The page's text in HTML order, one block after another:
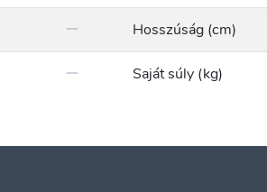
Hosszúság (cm)
Saját súly (kg)